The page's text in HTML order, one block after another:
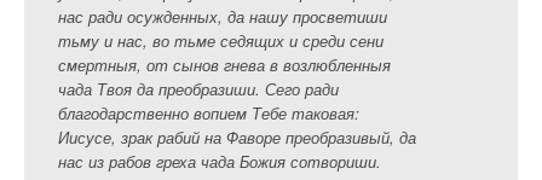
нас ради осужденных, да нашу просветиши
тьму и нас, во тьме седящих и среди сени
смертныя, от сынов гнева в возлюбленныя
чада Твоя да преобразиши. Сего ради
благодарственно вопием Тебе таковая:
Иисусе, зрак рабий на Фаворе преобразивый, да
нас из рабов греха чада Божия сотвориши.